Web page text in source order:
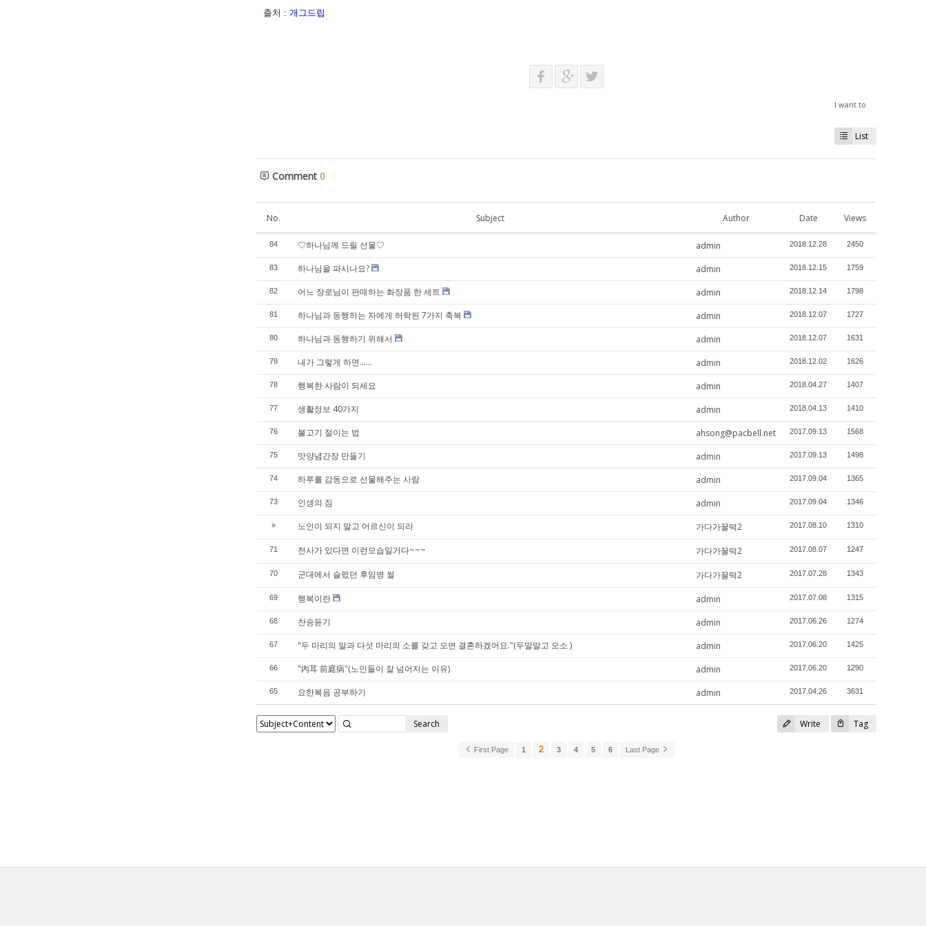
출처 : 개그드립
I want to
List
Comment 0
No. Subject Author Date Views
84 ♡하나님께 드릴 선물♡ admin 2018.12.28 2450
83 하나님을 파시나요? admin 2018.12.15 1759
82 어느 장로님이 판매하는 화장품 한 세트 admin 2018.12.14 1798
81 하나님과 동행하는 자에게 허락된 7가지 축복 admin 2018.12.07 1727
80 하나님과 동행하기 위해서 admin 2018.12.07 1631
79 내가 그렇게 하면...... admin 2018.12.02 1626
78 행복한 사람이 되세요 admin 2018.04.27 1407
77 생활정보 40가지 admin 2018.04.13 1410
76 불고기 절이는 법 ahsong@pacbell.net 2017.09.13 1568
75 맛양념간장 만들기 admin 2017.09.13 1498
74 하루를 감동으로 선물해주는 사람 admin 2017.09.04 1365
73 인생의 짐 admin 2017.09.04 1346
» 노인이 되지 말고 어르신이 되라 가다가꿀떡2 2017.08.10 1310
71 천사가 있다면 이런모습일거다~~~ 가다가꿀떡2 2017.08.07 1247
70 군대에서 슬펐던 후임병 썰 가다가꿀떡2 2017.07.28 1343
69 행복이란 admin 2017.07.08 1315
68 찬송듣기 admin 2017.06.26 1274
67 "두 마리의 말과 다섯 마리의 소를 갖고 오면 결혼하겠어요."(두말말고 오소 ) admin 2017.06.20 1425
66 "內耳 前庭病"(노인들이 잘 넘어지는 이유) admin 2017.06.20 1290
65 요한복음 공부하기 admin 2017.04.26 3631
Write Tag
Search
First Page 1 2 3 4 5 6 Last Page